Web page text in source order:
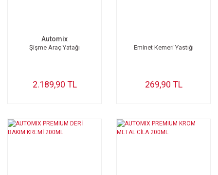
Automix
Şişme Araç Yatağı
2.189,90 TL
Eminet Kemeri Yastığı
269,90 TL